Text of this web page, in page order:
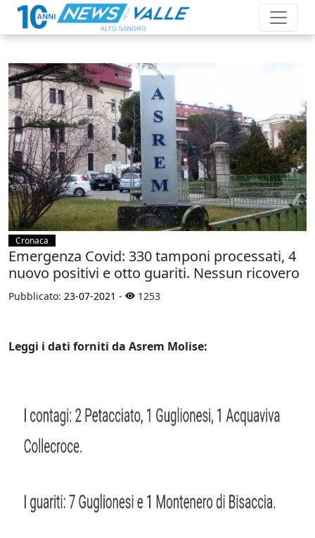
Cronaca
Emergenza Covid: 330 tamponi processati, 4
nuovo positivi e otto guariti. Nessun ricovero
Pubblicato: 23-07-2021 - 1253
Leggi i dati forniti da Asrem Molise: